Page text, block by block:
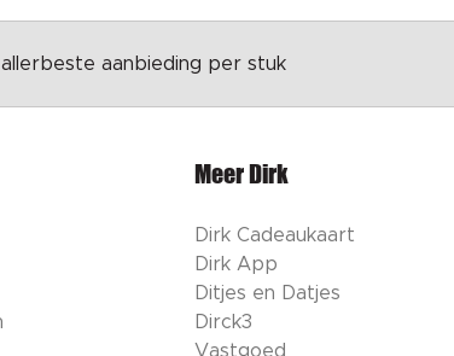
aanbieding per stuk
Meer Dirk
Dirk Cadeaukaart
Dirk App
Ditjes en Datjes
Dirck3
Vastgoed